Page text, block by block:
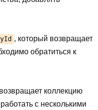
, который возвращает
обратиться к
коллекцию
с несколькими